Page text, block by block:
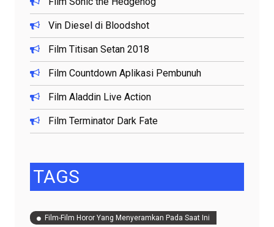
Vin Diesel di Bloodshot
Film Titisan Setan 2018
Film Countdown Aplikasi Pembunuh
Film Aladdin Live Action
Film Terminator Dark Fate
TAGS
Film-Film Horor Yang Menyeramkan Pada Saat Ini